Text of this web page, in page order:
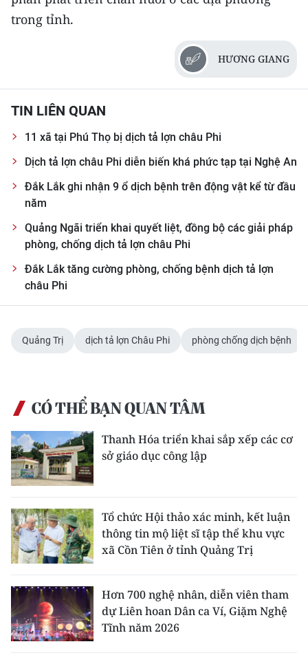
Chuyên trang Hà Nội
CÁC CHUYÊN TRANG
VỀ BÁO NHÂN DÂN
THỜI NAY
NHÂN DÂN HẰNG THÁNG
MUA BÁO
РУССКИЙ
ESPAÑOL
한국어
trong tỉnh.
HƯƠNG GIANG
TIN LIÊN QUAN
11 xã tại Phú Thọ bị dịch tả lợn châu Phi
Dịch tả lợn châu Phi diễn biến khá phức tạp tại Nghệ An
Đắk Lắk ghi nhận 9 ổ dịch bệnh trên động vật kể từ đầu
năm
Quảng Ngãi triển khai quyết liệt, đồng bộ các giải pháp
phòng, chống dịch tả lợn châu Phi
Đắk Lắk tăng cường phòng, chống bệnh dịch tả lợn
châu Phi
Quảng Trị dịch tả lợn Châu Phi phòng chống dịch bệnh
CÓ THỂ BẠN QUAN TÂM
Thanh Hóa triển khai sắp xếp các cơ
sở giáo dục công lập
Tổ chức Hội thảo xác minh, kết luận
thông tin mộ liệt sĩ tập thể khu vực
xã Cồn Tiên ở tỉnh Quảng Trị
Hơn 700 nghệ nhân, diễn viên tham
dự Liên hoan Dân ca Ví, Giặm Nghệ
Tĩnh năm 2026